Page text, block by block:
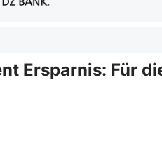
Ersparnis: Für